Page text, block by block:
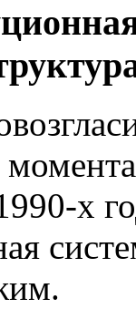
х